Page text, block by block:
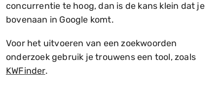
concurrentie te hoog, dan is de kans klein dat je
bovenaan in Google komt.
Voor het uitvoeren van een zoekwoorden
onderzoek gebruik je trouwens een tool, zoals
KWFinder.